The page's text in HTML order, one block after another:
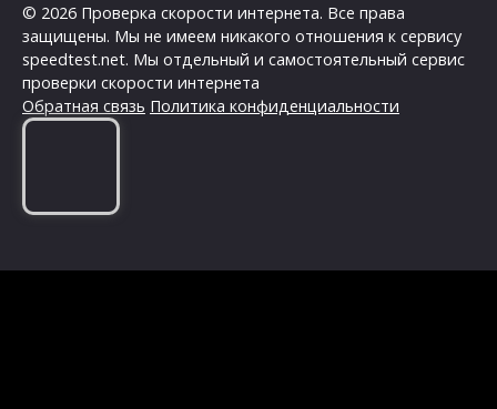
© 2026 Проверка скорости интернета. Все права
защищены. Мы не имеем никакого отношения к сервису
speedtest.net. Мы отдельный и самостоятельный сервис
проверки скорости интернета
Обратная связь Политика конфиденциальности